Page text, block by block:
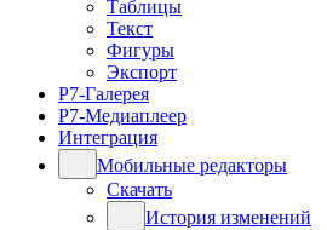
Таблицы
Текст
Фигуры
Экспорт
Р7-Галерея
Р7-Медиаплеер
Интеграция
Мобильные редакторы
Скачать
История изменений